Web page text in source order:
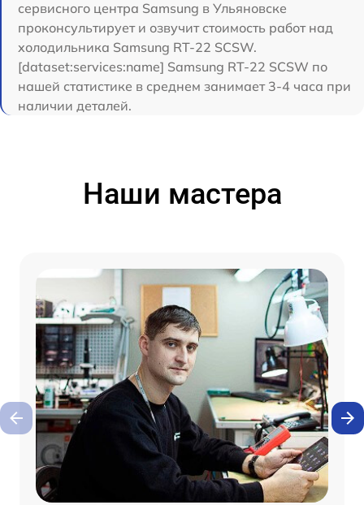
сервисного центра Samsung в Ульяновске
проконсультирует и озвучит стоимость работ над
холодильника Samsung RT-22 SCSW.
[dataset:services:name] Samsung RT-22 SCSW по
нашей статистике в среднем занимает 3-4 часа при
наличии деталей.
Наши мастера